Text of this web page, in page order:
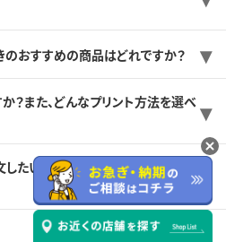
のおすすめの商品はどれですか？
？また、どんなプリント方法を選べ
たいのですが、納期に間に合うか